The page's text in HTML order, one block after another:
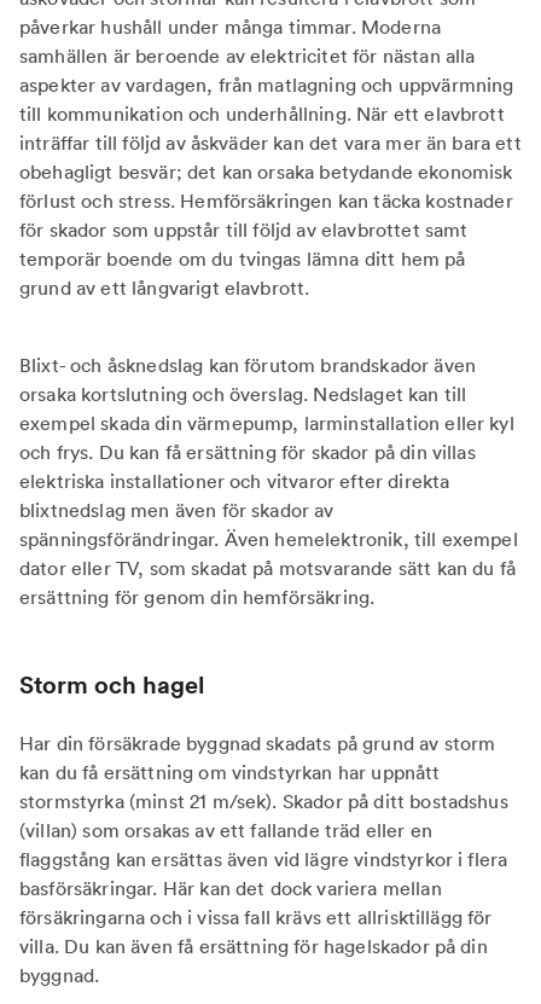
påverkar hushåll under många timmar. Moderna
samhällen är beroende av elektricitet för nästan alla
aspekter av vardagen, från matlagning och uppvärmning
till kommunikation och underhållning. När ett elavbrott
inträffar till följd av åskväder kan det vara mer än bara ett
obehagligt besvär; det kan orsaka betydande ekonomisk
förlust och stress. Hemförsäkringen kan täcka kostnader
för skador som uppstår till följd av elavbrottet samt
temporär boende om du tvingas lämna ditt hem på
grund av ett långvarigt elavbrott.
Blixt- och åsknedslag kan förutom brandskador även
orsaka kortslutning och överslag. Nedslaget kan till
exempel skada din värmepump, larminstallation eller kyl
och frys. Du kan få ersättning för skador på din villas
elektriska installationer och vitvaror efter direkta
blixtnedslag men även för skador av
spänningsförändringar. Även hemelektronik, till exempel
dator eller TV, som skadat på motsvarande sätt kan du få
ersättning för genom din hemförsäkring.
Storm och hagel
Har din försäkrade byggnad skadats på grund av storm
kan du få ersättning om vindstyrkan har uppnått
stormstyrka (minst 21 m/sek). Skador på ditt bostadshus
(villan) som orsakas av ett fallande träd eller en
flaggstång kan ersättas även vid lägre vindstyrkor i flera
basförsäkringar. Här kan det dock variera mellan
försäkringarna och i vissa fall krävs ett allrisktillägg för
villa. Du kan även få ersättning för hagelskador på din
byggnad.